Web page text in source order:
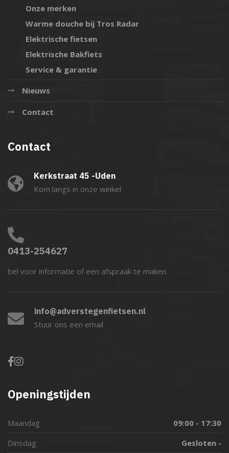
Onze merken
Warme douche bij Tros Radar
Elektrische fietsen
Elektrische Bakfiets
Service & garantie
Nieuws
Contact
Contact
Kerkstraat 45 -Uden
Kom langs in onze winkel
0413-254627
bel voor informatie of een afspraak te maken.
info@adverstegenfietsen.nl
Stuur ons een email
Openingstijden
Maandag
09:00 - 17:30
Dinsdag
Gesloten -